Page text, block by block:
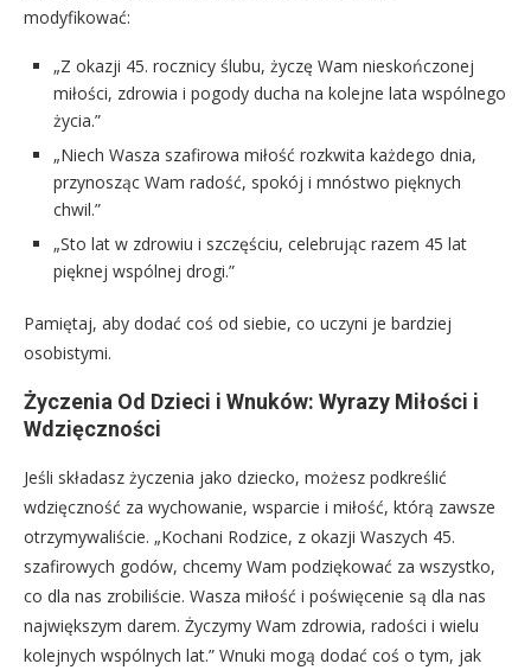
modyfikować:
„Z okazji 45. rocznicy ślubu, życzę Wam nieskończonej
miłości, zdrowia i pogody ducha na kolejne lata wspólnego
życia.”
„Niech Wasza szafirowa miłość rozkwita każdego dnia,
przynosząc Wam radość, spokój i mnóstwo pięknych
chwil.”
„Sto lat w zdrowiu i szczęściu, celebrując razem 45 lat
pięknej wspólnej drogi.”
Pamiętaj, aby dodać coś od siebie, co uczyni je bardziej
osobistymi.
Życzenia Od Dzieci i Wnuków: Wyrazy Miłości i
Wdzięczności
Jeśli składasz życzenia jako dziecko, możesz podkreślić
wdzięczność za wychowanie, wsparcie i miłość, którą zawsze
otrzymywaliście. „Kochani Rodzice, z okazji Waszych 45.
szafirowych godów, chcemy Wam podziękować za wszystko,
co dla nas zrobiliście. Wasza miłość i poświęcenie są dla nas
największym darem. Życzymy Wam zdrowia, radości i wielu
kolejnych wspólnych lat.” Wnuki mogą dodać coś o tym, jak